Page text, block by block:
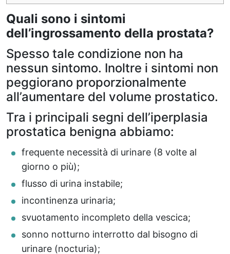
Quali sono i sintomi
dell’ingrossamento della prostata?
Spesso tale condizione non ha
nessun sintomo. Inoltre i sintomi non
peggiorano proporzionalmente
all’aumentare del volume prostatico.
Tra i principali segni dell’iperplasia
prostatica benigna abbiamo:
frequente necessità di urinare (8 volte al
giorno o più);
flusso di urina instabile;
incontinenza urinaria;
svuotamento incompleto della vescica;
sonno notturno interrotto dal bisogno di
urinare (nocturia);